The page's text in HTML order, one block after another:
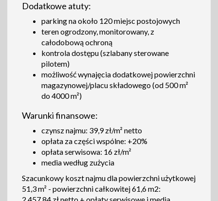
Dodatkowe atuty:
parking na około 120 miejsc postojowych
teren ogrodzony, monitorowany, z
całodobową ochroną
kontrola dostępu (szlabany sterowane
pilotem)
możliwość wynajęcia dodatkowej powierzchni
magazynowej/placu składowego (od 500 m²
do 4000 m²)
Warunki finansowe:
czynsz najmu: 39,9 zł/m² netto
opłata za części wspólne: +20%
opłata serwisowa: 16 zł/m²
media według zużycia
Szacunkowy koszt najmu dla powierzchni użytkowej
51,3 m² - powierzchni całkowitej 61,6 m2: